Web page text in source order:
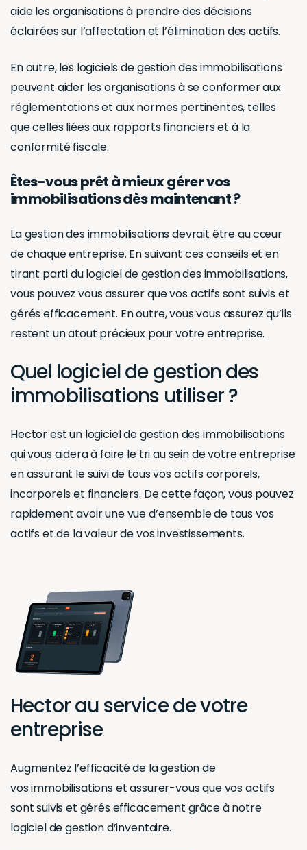
aide les organisations à prendre des décisions
éclairées sur l’affectation et l’élimination des actifs.
En outre, les logiciels de gestion des immobilisations
peuvent aider les organisations à se conformer aux
réglementations et aux normes pertinentes, telles
que celles liées aux rapports financiers et à la
conformité fiscale.
Êtes-vous prêt à mieux gérer vos
immobilisations dès maintenant ?
La gestion des immobilisations devrait être au cœur
de chaque entreprise. En suivant ces conseils et en
tirant parti du logiciel de gestion des immobilisations,
vous pouvez vous assurer que vos actifs sont suivis et
gérés efficacement. En outre, vous vous assurez qu’ils
restent un atout précieux pour votre entreprise.
Quel logiciel de gestion des
immobilisations utiliser ?
Hector est un logiciel de gestion des immobilisations
qui vous aidera à faire le tri au sein de votre entreprise
en assurant le suivi de tous vos actifs corporels,
incorporels et financiers. De cette façon, vous pouvez
rapidement avoir une vue d’ensemble de tous vos
actifs et de la valeur de vos investissements.
Hector au service de votre
entreprise
Augmentez l’efficacité de la gestion de
vosimmobilisationsetassurer-vous que vos actifs
sont suivis et gérés efficacement grâce à notre
logiciel de gestion d’inventaire.